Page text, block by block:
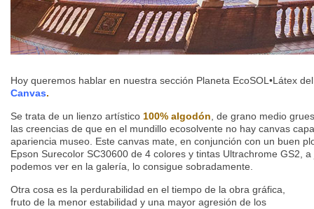
Hoy queremos hablar en nuestra sección Planeta EcoSOL•Látex
Canvas.
Se trata de un lienzo artístico 100% algodón , de grano medio
las creencias de que en el mundillo ecosolvente no hay canvas
apariencia museo. Este canvas mate, en conjunción con un buen
Epson Surecolor SC30600 de 4 colores y tintas Ultrachrome GS2,
podemos ver en la galería, lo consigue sobradamente.
Otra cosa es la perdurabilidad en el tiempo de la obra gráfica,
fruto de la menor estabilidad y una mayor agresión de los